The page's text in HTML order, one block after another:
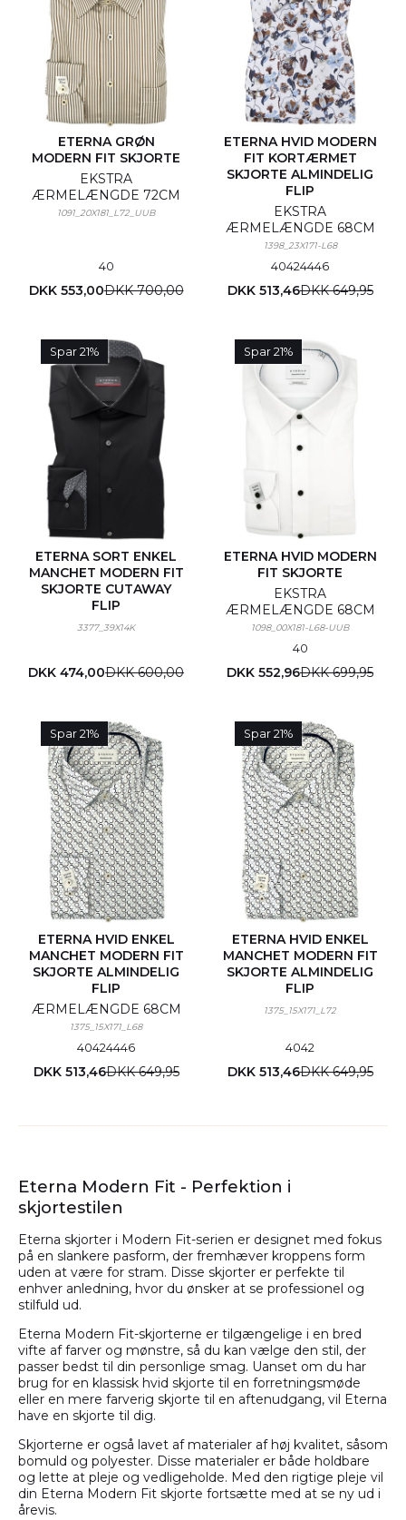
ETERNA GRØN
MODERN FIT SKJORTE
EKSTRA
ÆRMELÆNGDE 72CM
1091_20X181_L72_UUB
40
DKK 553,00DKK 700,00
ETERNA HVID MODERN
FIT KORTÆRMET
SKJORTE ALMINDELIG
FLIP
EKSTRA
ÆRMELÆNGDE 68CM
1398_23X171-L68
40424446
DKK 513,46DKK 649,95
Spar 21%
ETERNA SORT ENKEL
MANCHET MODERN FIT
SKJORTE CUTAWAY
FLIP
3377_39X14K
DKK 474,00DKK 600,00
Spar 21%
ETERNA HVID MODERN
FIT SKJORTE
EKSTRA
ÆRMELÆNGDE 68CM
1098_00X181-L68-UUB
40
DKK 552,96DKK 699,95
Spar 21%
ETERNA HVID ENKEL
MANCHET MODERN FIT
SKJORTE ALMINDELIG
FLIP
ÆRMELÆNGDE 68CM
1375_15X171_L68
40424446
DKK 513,46DKK 649,95
Spar 21%
ETERNA HVID ENKEL
MANCHET MODERN FIT
SKJORTE ALMINDELIG
FLIP
1375_15X171_L72
4042
DKK 513,46DKK 649,95
Eterna Modern Fit - Perfektion i
skjortestilen
Eterna skjorter i Modern Fit-serien er designet med fokus
på en slankere pasform, der fremhæver kroppens form
uden at være for stram. Disse skjorter er perfekte til
enhver anledning, hvor du ønsker at se professionel og
stilfuld ud.
Eterna Modern Fit-skjorterne er tilgængelige i en bred
vifte af farver og mønstre, så du kan vælge den stil, der
passer bedst til din personlige smag. Uanset om du har
brug for en klassisk hvid skjorte til en forretningsmøde
eller en mere farverig skjorte til en aftenudgang, vil Eterna
have en skjorte til dig.
Skjorterne er også lavet af materialer af høj kvalitet, såsom
bomuld og polyester. Disse materialer er både holdbare
og lette at pleje og vedligeholde. Med den rigtige pleje vil
din Eterna Modern Fit skjorte fortsætte med at se ny ud i
årevis.